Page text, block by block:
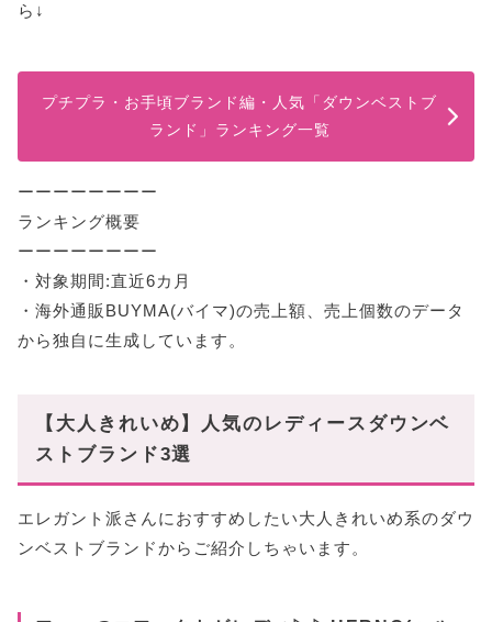
ら↓
プチプラ・お手頃ブランド編・人気「ダウンベストブ
ランド」ランキング一覧
ーーーーーーーー
ランキング概要
ーーーーーーーー
・対象期間:直近6カ月
・海外通販BUYMA(バイマ)の売上額、売上個数のデータ
から独自に生成しています。
【大人きれいめ】人気のレディースダウンベ
ストブランド3選
エレガント派さんにおすすめしたい大人きれいめ系のダウ
ンベストブランドからご紹介しちゃいます。